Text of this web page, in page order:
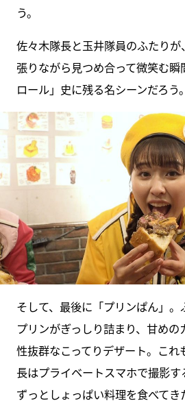
う。
佐々木隊長と玉井隊員のふたり
張りながら見つめ合って微笑む瞬
ロール」史に残る名シーンだろう。
そして、最後に「プリンぱん」
プリンがぎっしり詰まり、甘め
性抜群なこってりデザート。こ
長はプライベートスマホで撮影
ずっとしょっぱい料理を食べて